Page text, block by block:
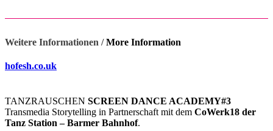
Weitere Informationen /More Information
hofesh.co.uk
TANZRAUSCHEN SCREEN DANCE ACADEMY#3
Transmedia Storytelling in Partnerschaft mit dem CoWerk18 der
Tanz Station – Barmer Bahnhof.